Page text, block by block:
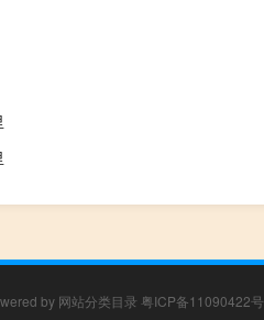
by 网站分类目录 粤ICP备11090422号